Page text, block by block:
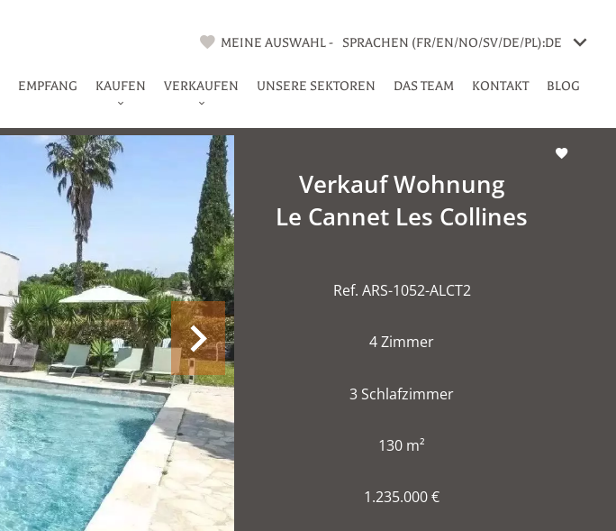
MEINE AUSWAHL - SPRACHEN (FR/EN/NO/SV/DE/PL):DE
EMPFANG KAUFEN VERKAUFEN UNSERE SEKTOREN DAS TEAM KONTAKT BLOG
Verkauf Wohnung
Le Cannet Les Collines
Ref. ARS-1052-ALCT2
4 Zimmer
3 Schlafzimmer
130 m²
1.235.000 €